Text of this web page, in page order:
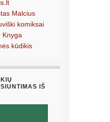
Malcius
komiksai
Knyga
kūdikis
IŠ